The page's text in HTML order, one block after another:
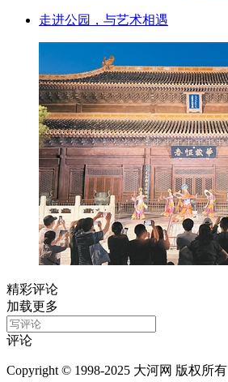
走进公园，与艺术相遇
精彩评论
加载更多
评论
Copyright © 1998-2025 大河网 版权所有